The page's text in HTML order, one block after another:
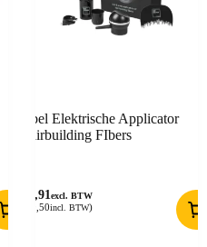
Sibel Elektrische Applicator
Hairbuilding FIbers
40,91excl. BTW
49,50incl. BTW)